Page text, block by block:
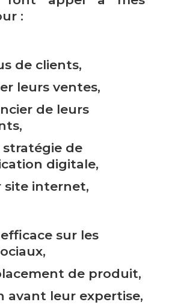
:
de clients,
leurs ventes,
de leurs
stratégie de
digitale,
site internet,
sur les
de produit,
avant leur expertise,